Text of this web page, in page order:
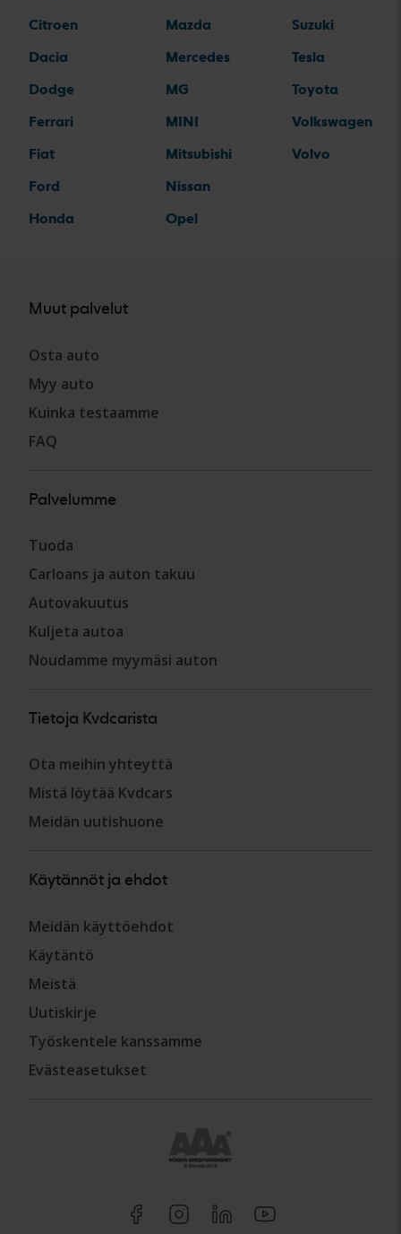
Citroen
Dacia
Dodge
Ferrari
Fiat
Ford
Honda
Mazda
Mercedes
MG
MINI
Mitsubishi
Nissan
Opel
Suzuki
Tesla
Toyota
Volkswagen
Volvo
Muut palvelut
Osta auto
Myy auto
Kuinka testaamme
FAQ
Palvelumme
Tuoda
Carloans ja auton takuu
Autovakuutus
Kuljeta autoa
Noudamme myymäsi auton
Tietoja Kvdcarista
Ota meihin yhteyttä
Mistä löytää Kvdcars
Meidän uutishuone
Käytännöt ja ehdot
Meidän käyttöehdot
Käytäntö
Meistä
Uutiskirje
Työskentele kanssamme
Evästeasetukset